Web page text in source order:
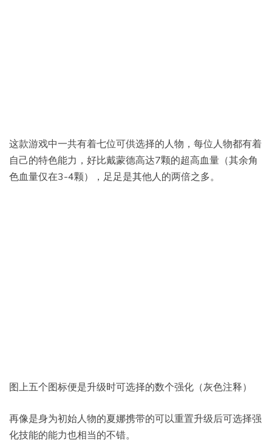
这款游戏中一共有着七位可供选择的人物，每位人物都有着
自己的特色能力，好比戴蒙德高达7颗的超高血量（其余角
色血量仅在3-4颗），足足是其他人的两倍之多。
图上五个图标便是升级时可选择的数个强化（灰色注释）
再像是身为初始人物的夏娜携带的可以重置升级后可选择强
化技能的能力也相当的不错。